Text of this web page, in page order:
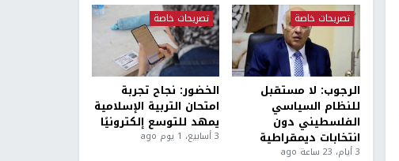
تصريحات خاصة
الرجوب: لا مستقبل
للنظام السياسي
الفلسطيني دون
انتخابات ديمقراطية
3 أيام، 23 ساعة ago
تصريحات خاصة
الخضور: نجاح تجربة
امتحان التربية الإسلامية
يمهد للتوسع إلكترونيًا
3 أسابيع، 1 يوم ago